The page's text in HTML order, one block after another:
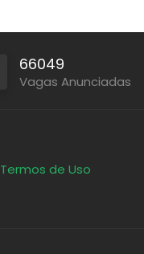
66049
Vagas Anunciadas
Termos de Uso